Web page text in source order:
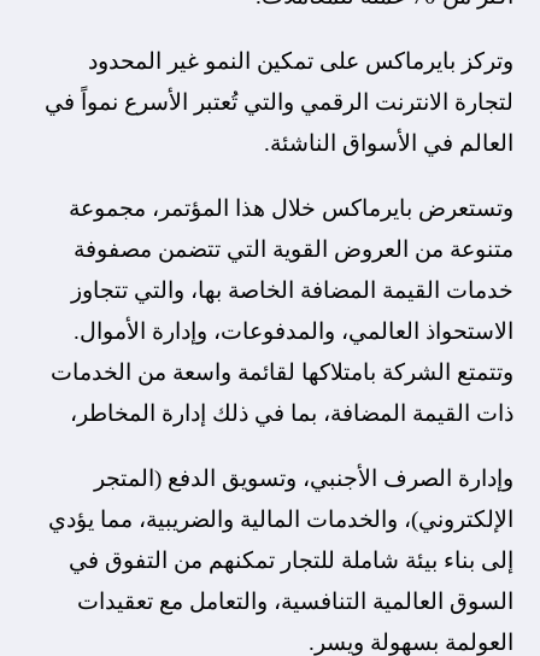
وتركز بايرماكس على تمكين النمو غير المحدود
لتجارة الانترنت الرقمي والتي تُعتبر الأسرع نمواً في
العالم في الأسواق الناشئة.
وتستعرض بايرماكس خلال هذا المؤتمر، مجموعة
متنوعة من العروض القوية التي تتضمن مصفوفة
خدمات القيمة المضافة الخاصة بها، والتي تتجاوز
الاستحواذ العالمي، والمدفوعات، وإدارة الأموال.
وتتمتع الشركة بامتلاكها لقائمة واسعة من الخدمات
ذات القيمة المضافة، بما في ذلك إدارة المخاطر،
وإدارة الصرف الأجنبي، وتسويق الدفع (المتجر
الإلكتروني)، والخدمات المالية والضريبية، مما يؤدي
إلى بناء بيئة شاملة للتجار تمكنهم من التفوق في
السوق العالمية التنافسية، والتعامل مع تعقيدات
العولمة بسهولة ويسر.